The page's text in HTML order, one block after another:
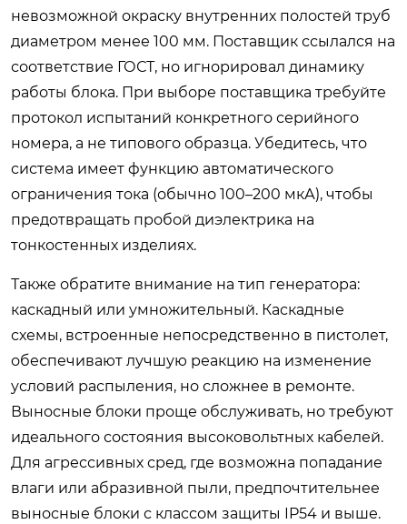
невозможной окраску внутренних полостей труб
диаметром менее 100 мм. Поставщик ссылался на
соответствие ГОСТ, но игнорировал динамику
работы блока. При выборе поставщика требуйте
протокол испытаний конкретного серийного
номера, а не типового образца. Убедитесь, что
система имеет функцию автоматического
ограничения тока (обычно 100–200 мкА), чтобы
предотвращать пробой диэлектрика на
тонкостенных изделиях.
Также обратите внимание на тип генератора:
каскадный или умножительный. Каскадные
схемы, встроенные непосредственно в пистолет,
обеспечивают лучшую реакцию на изменение
условий распыления, но сложнее в ремонте.
Выносные блоки проще обслуживать, но требуют
идеального состояния высоковольтных кабелей.
Для агрессивных сред, где возможна попадание
влаги или абразивной пыли, предпочтительнее
выносные блоки с классом защиты IP54 и выше.